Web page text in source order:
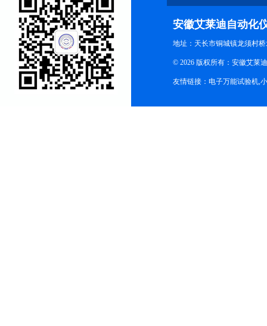
安徽艾莱迪自动化
地址：天长市铜城镇龙须村
© 2026 版权所有：安徽艾莱
友情链接： 电子万能试验机,